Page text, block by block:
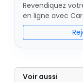
Revendiquez
en ligne avec
Voir aussi